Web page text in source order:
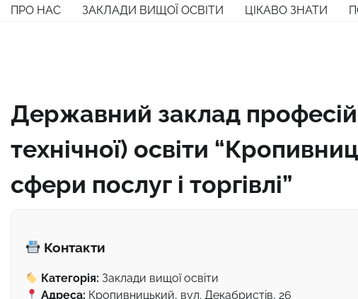
Перейти
ПРО НАС ЗАКЛАДИ ВИЩОЇ ОСВІТИ ЦІКАВО ЗНАТИ
Державний заклад
технічної) освіти
сфери послуг і торгівлі”
Контакти
Категорія: Заклади вищої освіти
Адреса: Кропивницький, вул. Декабристів, 26